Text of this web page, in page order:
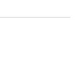
szakértőt.